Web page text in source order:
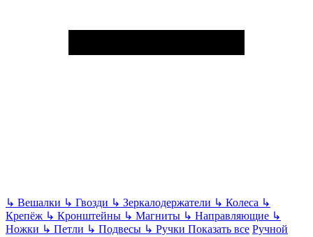
↳ Вешалки ↳ Гвозди ↳ Зеркалодержатели ↳ Колеса ↳
Крепёж ↳ Кронштейны ↳ Магниты ↳ Направляющие ↳
Ножки ↳ Петли ↳ Подвесы ↳ Ручки Показать все Ручной